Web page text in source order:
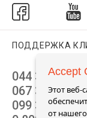
ПОДДЕРЖКА
044 392 44 45
067 344 14
099 399 23 80
Accept
Этот веб-
от